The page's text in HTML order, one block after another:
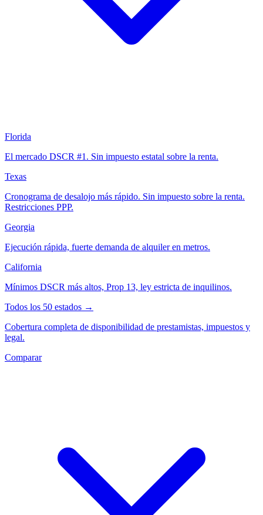
Florida
El mercado DSCR #1. Sin impuesto estatal sobre la renta.
Texas
Cronograma de desalojo más rápido. Sin impuesto sobre la renta.
Restricciones PPP.
Georgia
Ejecución rápida, fuerte demanda de alquiler en metros.
California
Mínimos DSCR más altos, Prop 13, ley estricta de inquilinos.
Todos los 50 estados →
Cobertura completa de disponibilidad de prestamistas, impuestos y
legal.
Comparar